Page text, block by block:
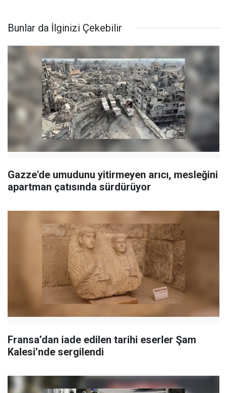
Bunlar da İlginizi Çekebilir
Gazze'de umudunu yitirmeyen arıcı, mesleğini
apartman çatısında sürdürüyor
Fransa’dan iade edilen tarihi eserler Şam
Kalesi’nde sergilendi